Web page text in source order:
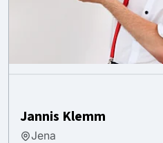
Jannis Klemm
Jena